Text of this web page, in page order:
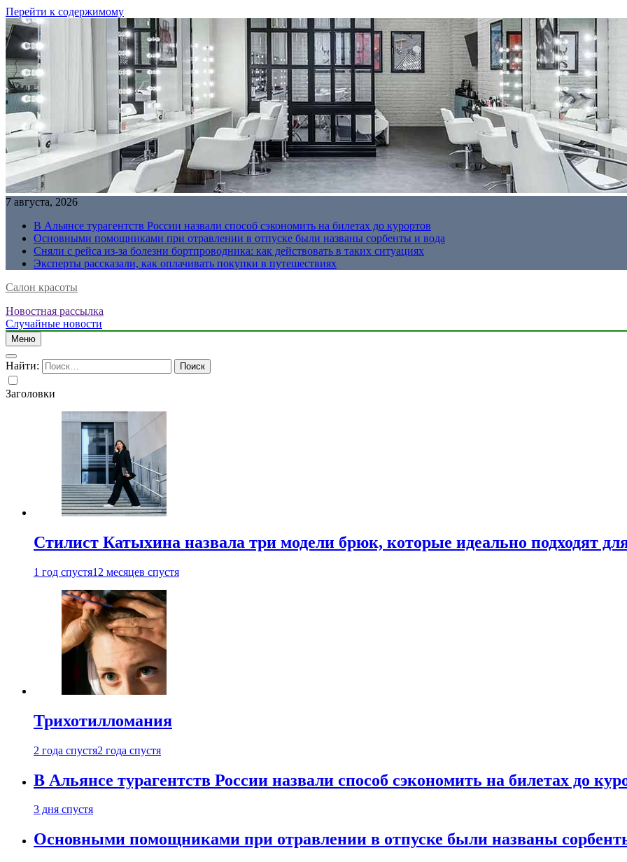
Перейти к содержимому
7 августа, 2026
В Альянсе турагентств России назвали способ сэкономить на билетах до курортов
Основными помощниками при отравлении в отпуске были названы сорбенты и вода
Сняли с рейса из-за болезни бортпроводника: как действовать в таких ситуациях
Эксперты рассказали, как оплачивать покупки в путешествиях
Салон красоты
Новостная рассылка
Случайные новости
Меню
Найти:
Заголовки
Стилист Катыхина назвала три модели брюк, которые идеально подходят
1 год спустя12 месяцев спустя
Трихотилломания
2 года спустя2 года спустя
В Альянсе турагентств России назвали способ сэкономить на билетах до
3 дня спустя
Основными помощниками при отравлении в отпуске были названы